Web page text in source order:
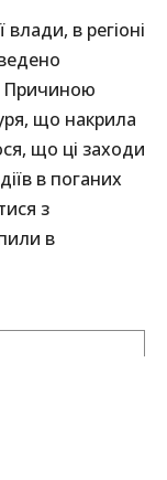
в регіоні
Причиною
що накрила
що ці заходи
в поганих
з
в